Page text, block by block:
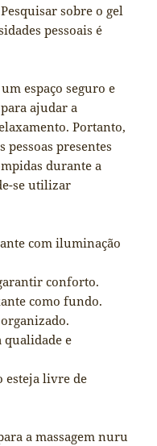
sobre o gel
pessoais é
espaço seguro e
ajudar a
Portanto,
presentes
durante a
se utilizar
com iluminação
conforto.
como fundo.
qualidade e
esteja livre de
a massagem nuru